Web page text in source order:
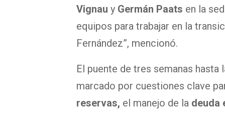
Vignau y Germán Paats en la
equipos para trabajar en la
Fernández”, mencionó.
El puente de tres semanas
marcado por cuestiones clave
reservas, el manejo de la deuda